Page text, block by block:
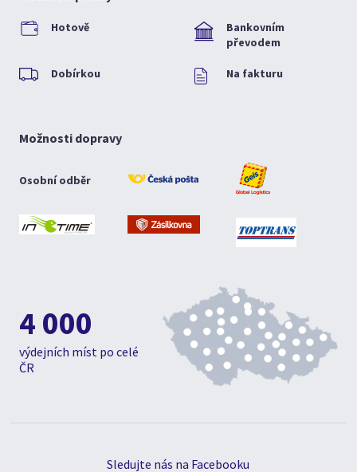
Hotově
Bankovním
převodem
Dobírkou Na fakturu
Možnosti dopravy
Osobní odběr
4 000
výdejních míst po celé
ČR
Sledujte nás na Facebooku